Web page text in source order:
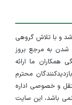
۱۳۹۱/۱/۱۰ راه اندازی شد و با تلاش گروهی
شدن به مرجع بروز
ما ارائه
محترم
و خصوصی اداره
باشد، این سایت